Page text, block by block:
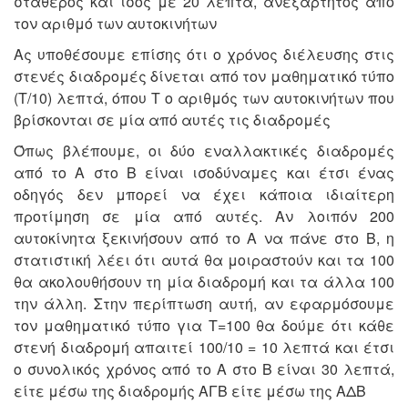
τον αριθμό των αυτοκινήτων
Ας υποθέσουμε επίσης ότι ο χρόνος διέλευσης στις
στενές διαδρομές δίνεται από τον μαθηματικό τύπο
(Τ/10) λεπτά, όπου Τ ο αριθμός των αυτοκινήτων που
βρίσκονται σε μία από αυτές τις διαδρομές
Όπως βλέπουμε, οι δύο εναλλακτικές διαδρομές
από το Α στο Β είναι ισοδύναμες και έτσι ένας
οδηγός δεν μπορεί να έχει κάποια ιδιαίτερη
προτίμηση σε μία από αυτές. Αν λοιπόν 200
αυτοκίνητα ξεκινήσουν από το Α να πάνε στο Β, η
στατιστική λέει ότι αυτά θα μοιραστούν και τα 100
θα ακολουθήσουν τη μία διαδρομή και τα άλλα 100
την άλλη. Στην περίπτωση αυτή, αν εφαρμόσουμε
τον μαθηματικό τύπο για Τ=100 θα δούμε ότι κάθε
στενή διαδρομή απαιτεί 100/10 = 10 λεπτά και έτσι
ο συνολικός χρόνος από το Α στο Β είναι 30 λεπτά,
είτε μέσω της διαδρομής ΑΓΒ είτε μέσω της ΑΔΒ